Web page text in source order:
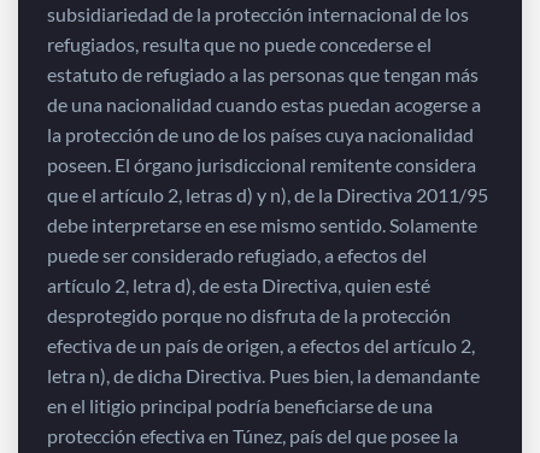
subsidiariedad de la protección internacional de los
refugiados, resulta que no puede concederse el
estatuto de refugiado a las personas que tengan más
de una nacionalidad cuando estas puedan acogerse a
la protección de uno de los países cuya nacionalidad
poseen. El órgano jurisdiccional remitente considera
que el artículo 2, letras d) y n), de la Directiva 2011/95
debe interpretarse en ese mismo sentido. Solamente
puede ser considerado refugiado, a efectos del
artículo 2, letra d), de esta Directiva, quien esté
desprotegido porque no disfruta de la protección
efectiva de un país de origen, a efectos del artículo 2,
letra n), de dicha Directiva. Pues bien, la demandante
en el litigio principal podría beneficiarse de una
protección efectiva en Túnez, país del que posee la